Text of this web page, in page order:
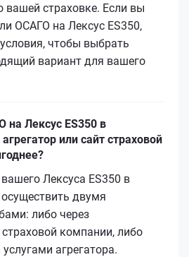
вашей страховке. Если вы
ОСАГО на Лексус ES350,
чтобы выбрать
вариант для вашего
Лексус ES350 в
или сайт страховой
Лексуса ES350 в
двумя
либо через
компании, либо
агрегатора.